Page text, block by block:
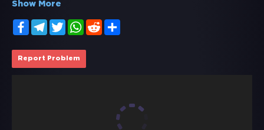
Show More
FacebookTelegramTwitterWhatsApp
Reddit
Report Problem